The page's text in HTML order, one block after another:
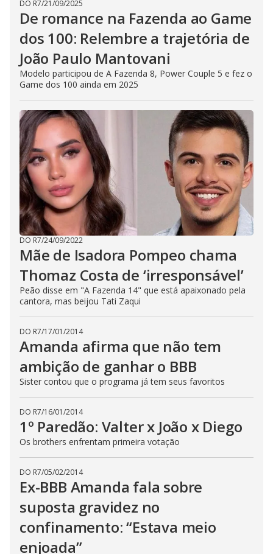
DO R7/21/09/2025
De romance na Fazenda ao Game
dos 100: Relembre a trajetória de
João Paulo Mantovani
Modelo participou de A Fazenda 8, Power Couple 5 e fez o
Game dos 100 ainda em 2025
DO R7/24/09/2022
Mãe de Isadora Pompeo chama
Thomaz Costa de ‘irresponsável’
Peão disse em "A Fazenda 14" que está apaixonado pela
cantora, mas beijou Tati Zaqui
DO R7/17/01/2014
Amanda afirma que não tem
ambição de ganhar o BBB
Sister contou que o programa já tem seus favoritos
DO R7/16/01/2014
1º Paredão: Valter x João x Diego
Os brothers enfrentam primeira votação
DO R7/05/02/2014
Ex-BBB Amanda fala sobre
suposta gravidez no
confinamento: “Estava meio
enjoada”